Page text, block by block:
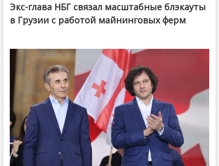
Экс-глава НБГ связал масштабные блэкауты
в Грузии с работой майнинговых ферм